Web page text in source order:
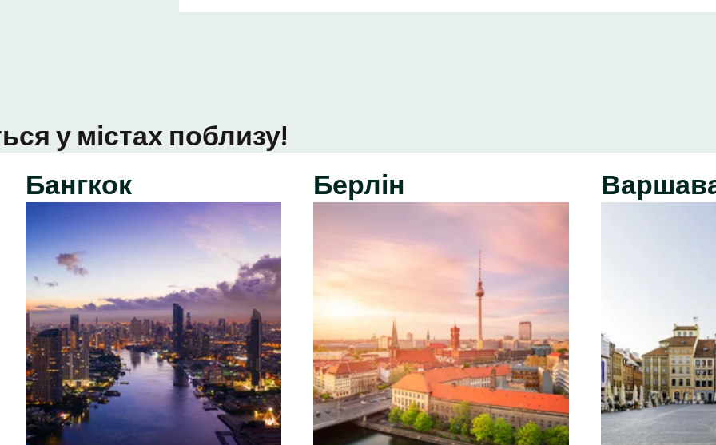
у містах поблизу!
Бангкок
Берлін